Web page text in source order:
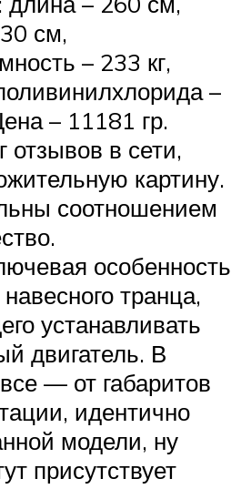
см,
– 233 кг,
–
– 11181 гр.
отзывов в сети,
картину.
соотношением
особенность
транца,
устанавливать
двигатель. В
— от габаритов
идентично
модели, ну
присутствует